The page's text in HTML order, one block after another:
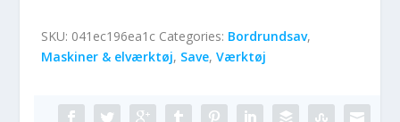
SKU: 041ec196ea1c Categories: Bordrundsav,
Maskiner & elværktøj, Save,Værktøj